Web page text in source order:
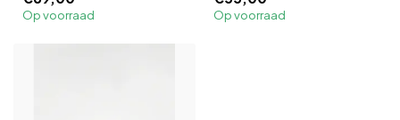
Op voorraad Op voorraad